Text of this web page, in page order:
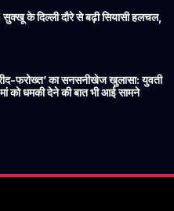
के दिल्ली दौरे से बढ़ी सियासी हलचल,
फरोख्त’ का सनसनीखेज खुलासा: युवती
को धमकी देने की बात भी आई सामने